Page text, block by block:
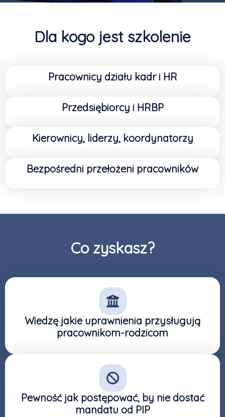
Dla kogo jest szkolenie
Pracownicy działu kadr i HR
Przedsiębiorcy i HRBP
Kierownicy, liderzy, koordynatorzy
Bezpośredni przełożeni pracowników
Co zyskasz?
Wiedzę jakie uprawnienia przysługują
pracownikom-rodzicom
Pewność jak postępować, by nie dostać
mandatu od PIP